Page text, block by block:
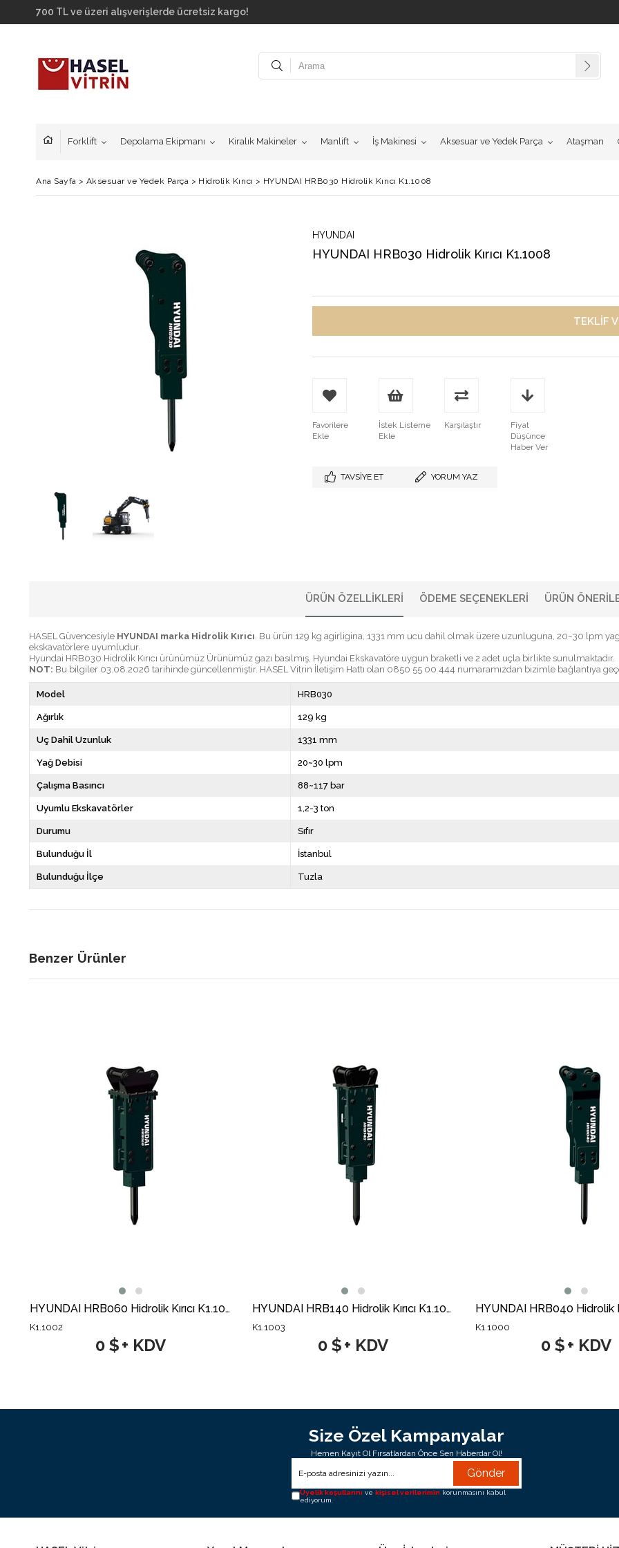
700 TL ve üzeri alışverişlerde ücretsiz kargo!
Forklift Depolama Ekipmanı Kiralık Makineler Manlift İş Makinesi Aksesuar ve Yedek Parça Ataşman
Ana Sayfa > Aksesuar ve Yedek Parça > Hidrolik Kırıcı > HYUNDAI HRB030 Hidrolik Kırıcı K1.1008
HYUNDAI
HYUNDAI HRB030 Hidrolik Kırıcı K1.1008
Favorilere
Ekle
İstek Listeme
Ekle
Karşılaştır
Fiyat
Düşünce
Haber Ver
TAVSIYE ET YORUM YAZ
ÜRÜN ÖZELLIKLERI ÖDEME SEÇENEKLERI ÜRÜN
HASEL Güvencesiyle HYUNDAI marka Hidrolik Kırıcı. Bu ürün 129 kg agirligina, 1331 mm ucu dahil olmak üzere uzunluguna, 20~30 lpm
ekskavatörlere uyumludur.
Hyundai HRB030 Hidrolik Kırıcı ürünümüz Ürünümüz gazı basılmış, Hyundai Ekskavatöre uygun braketli ve 2 adet uçla birlikte sunulmaktadır.
NOT: Bu bilgiler 03.08.2026 tarihinde güncellenmiştir. HASEL Vitrin İletişim Hattı olan 0850 55 00 444 numaramızdan bizimle bağlantıya
Model HRB030
Ağırlık 129 kg
Uç Dahil Uzunluk 1331 mm
Yağ Debisi 20~30 lpm
Çalışma Basıncı 88~117 bar
Uyumlu Ekskavatörler 1,2-3 ton
Durumu Sıfır
Bulunduğu İl İstanbul
Bulunduğu İlçe Tuzla
Benzer Ürünler
HYUNDAI HRB060 Hidrolik Kırıcı K1.1002
K1.1002
0 $+ KDV
HYUNDAI HRB140 Hidrolik Kırıcı K1.1003
K1.1003
0 $+ KDV
K1.1000
0 $+ KDV
Size Özel Kampanyalar
Hemen Kayıt Ol Fırsatlardan Önce Sen Haberdar Ol!
Gönder
Üyelik koşullarınıve kişisel verileriminkorunmasını kabul
ediyorum.